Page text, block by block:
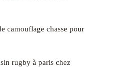
camouflage chasse pour
rugby à paris chez